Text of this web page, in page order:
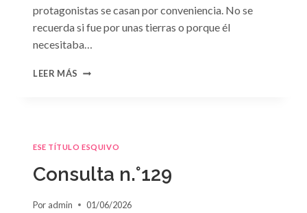
protagonistas se casan por conveniencia. No se
recuerda si fue por unas tierras o porque él
necesitaba…
LEER MÁS CONSULTA
ESE TÍTULO ESQUIVO
Consulta n.°129
Por admin 01/06/2026